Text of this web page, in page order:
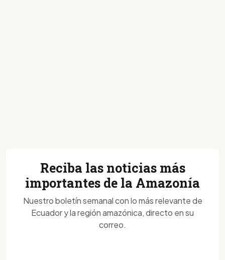
Reciba las noticias más
importantes de la Amazonía
Nuestro boletín semanal con lo más relevante de
Ecuador y la región amazónica, directo en su
correo.